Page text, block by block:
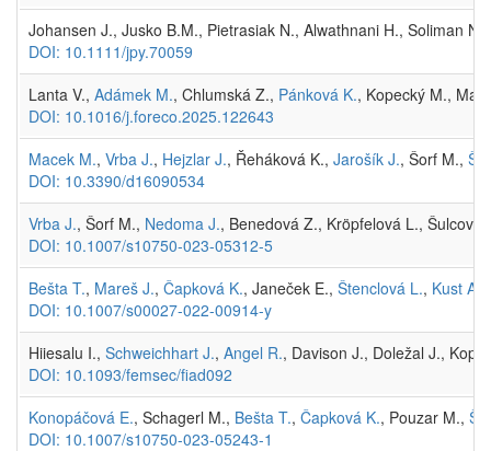
Johansen J., Jusko B.M., Pietrasiak N., Alwathnani H., Soliman
DOI: 10.1111/jpy.70059
Lanta V., Adámek M., Chlumská Z., Pánková K., Kopecký M.,
DOI: 10.1016/j.foreco.2025.122643
Macek M., Vrba J., Hejzlar J., Řeháková K., Jarošík J., Šorf M.,
DOI: 10.3390/d16090534
Vrba J., Šorf M., Nedoma J., Benedová Z., Kröpfelová L.,
DOI: 10.1007/s10750-023-05312-5
Bešta T., Mareš J., Čapková K., Janeček E., Štenclová L., Kust A.
DOI: 10.1007/s00027-022-00914-y
Hiiesalu I., Schweichhart J., Angel R., Davison J., Doležal J.,
DOI: 10.1093/femsec/fiad092
Konopáčová E., Schagerl M., Bešta T., Čapková K., Pouzar M.,
DOI: 10.1007/s10750-023-05243-1